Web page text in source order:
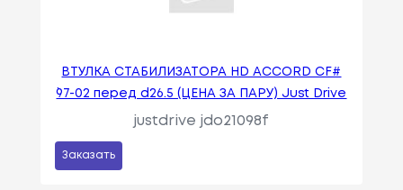
ВТУЛКА СТАБИЛИЗАТОРА HD ACCORD CF#
`97-02 перед d26.5 (ЦЕНА ЗА ПАРУ) Just Drive
justdrive jdo21098f
Заказать